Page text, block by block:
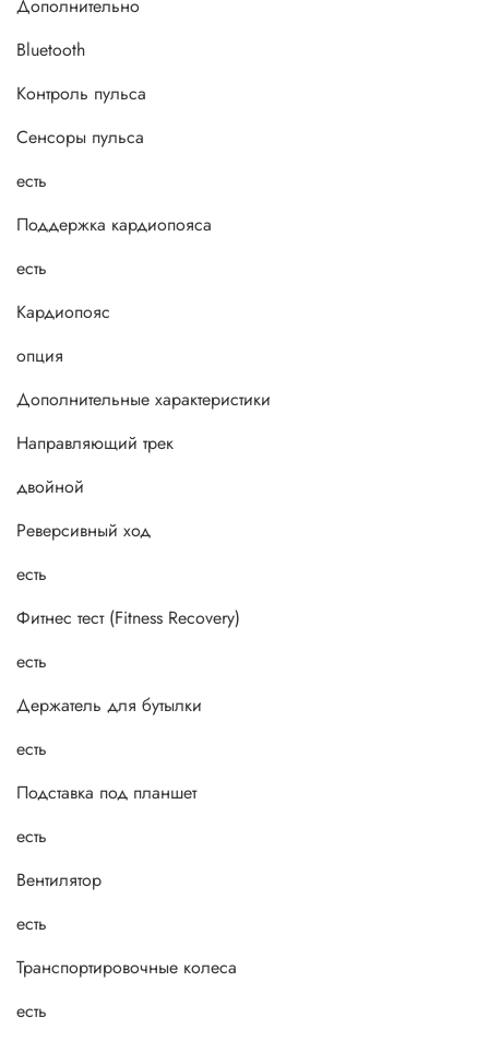
Дополнительно
Bluetooth
Контроль пульса
Сенсоры пульса
есть
Поддержка кардиопояса
есть
Кардиопояс
опция
Дополнительные xарактеристики
Направляющий трек
двойной
Реверсивный ход
есть
Фитнес тест (Fitness Recovery)
есть
Держатель для бутылки
есть
Подставка под планшет
есть
Вентилятор
есть
Транспортировочные колеса
есть